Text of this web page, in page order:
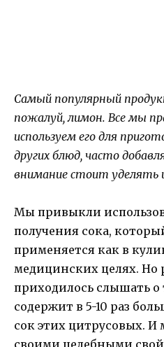
Самый популярный
пожалуй, лимон. Все мы
используем его для
других блюд, часто
внимание стоит уделять
Мы привыкли
получения сока,
применяется как в
медицинских целях. Но
приходилось слышать о
содержит в 5-10 раз
сок этих цитрусовых. И